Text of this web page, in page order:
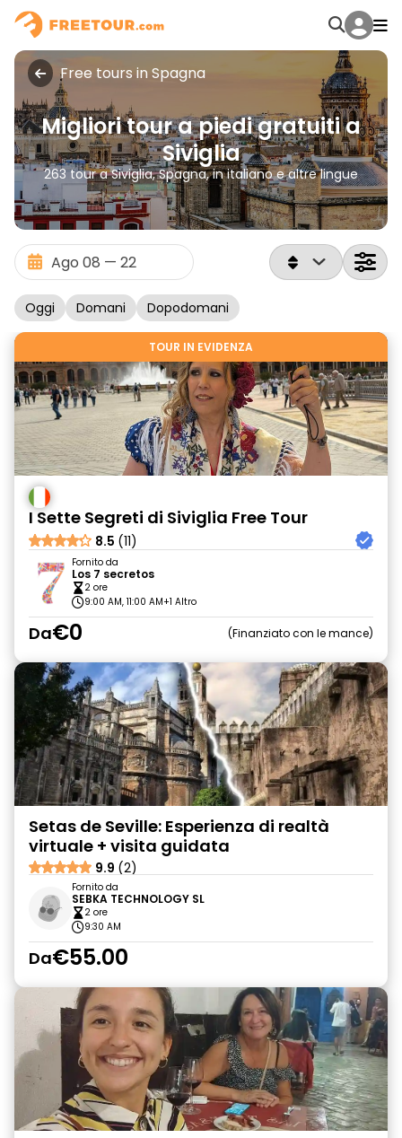
Free tours in Spagna
Migliori tour a piedi gratuiti a
Siviglia
263 tour a Siviglia, Spagna, in italiano e altre lingue
Oggi Domani Dopodomani
TOUR IN EVIDENZA
I Sette Segreti di Siviglia Free Tour
8.5 (11)
Fornito da
Los 7 secretos
2 ore
9:00 AM, 11:00 AM+1 Altro
Da€0 Finanziato con le mance
Setas de Seville: Esperienza di realtà
virtuale + visita guidata
9.9 (2)
Fornito da
SEBKA TECHNOLOGY SL
2 ore
9:30 AM
Da€55.00